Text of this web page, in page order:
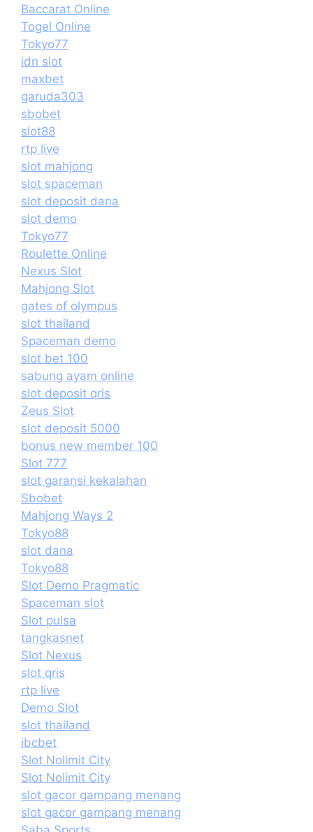
Baccarat Online
Togel Online
Tokyo77
idn slot
maxbet
garuda303
sbobet
slot88
rtp live
slot mahjong
slot spaceman
slot deposit dana
slot demo
Tokyo77
Roulette Online
Nexus Slot
Mahjong Slot
gates of olympus
slot thailand
Spaceman demo
slot bet 100
sabung ayam online
slot deposit qris
Zeus Slot
slot deposit 5000
bonus new member 100
Slot 777
slot garansi kekalahan
Sbobet
Mahjong Ways 2
Tokyo88
slot dana
Tokyo88
Slot Demo Pragmatic
Spaceman slot
Slot pulsa
tangkasnet
Slot Nexus
slot qris
rtp live
Demo Slot
slot thailand
ibcbet
Slot Nolimit City
Slot Nolimit City
slot gacor gampang menang
slot gacor gampang menang